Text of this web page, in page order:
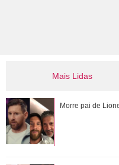
Mais Lidas
Tia Milena afirma
Morre pai de